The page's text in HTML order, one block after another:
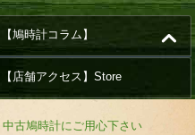
【鳩時計コラム】
【店舗アクセス】Store
古鳩時計にご用心下さい